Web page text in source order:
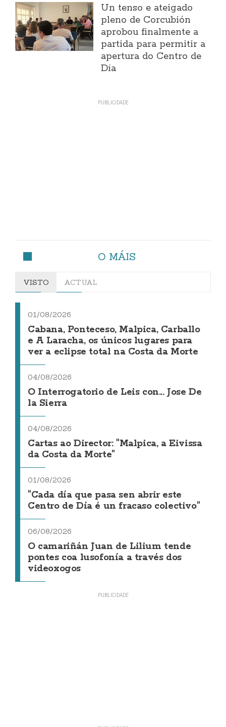
Un tenso e ateigado
pleno de Corcubión
aprobou finalmente a
partida para permitir a
apertura do Centro de
Día
O MÁIS
VISTO ACTUAL
01/08/2026
Cabana, Ponteceso, Malpica, Carballo
e A Laracha, os únicos lugares para
ver a eclipse total na Costa da Morte
04/08/2026
O Interrogatorio de Leis con... Jose De
la Sierra
04/08/2026
Cartas ao Director: "Malpica, a Eivissa
da Costa da Morte"
01/08/2026
"Cada día que pasa sen abrir este
Centro de Día é un fracaso colectivo"
06/08/2026
O camariñán Juan de Lilium tende
pontes coa lusofonía a través dos
videoxogos